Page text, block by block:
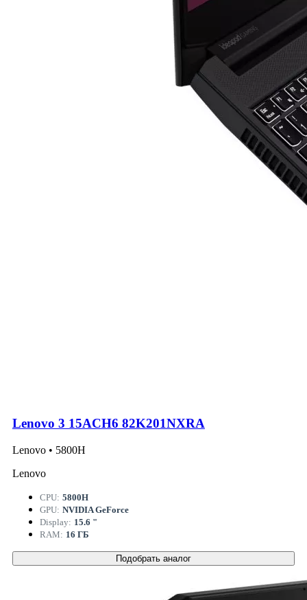
Lenovo 3 15ACH6 82K201NXRA
Lenovo • 5800H
Lenovo
CPU: 5800H
GPU: NVIDIA GeForce
Display: 15.6 "
RAM: 16 ГБ
Подобрать аналог